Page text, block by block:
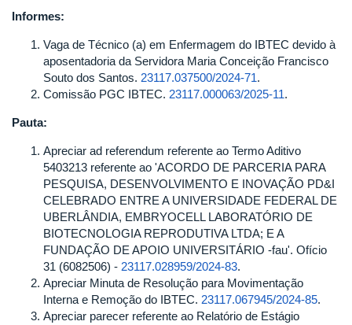
Informes:
Vaga de Técnico (a) em Enfermagem do IBTEC devido à
aposentadoria da Servidora Maria Conceição Francisco
Souto dos Santos. 23117.037500/2024-71.
Comissão PGC IBTEC. 23117.000063/2025-11.
Pauta:
Apreciar ad referendum referente ao Termo Aditivo
5403213 referente ao 'ACORDO DE PARCERIA PARA
PESQUISA, DESENVOLVIMENTO E INOVAÇÃO PD&I
CELEBRADO ENTRE A UNIVERSIDADE FEDERAL DE
UBERLÂNDIA, EMBRYOCELL LABORATÓRIO DE
BIOTECNOLOGIA REPRODUTIVA LTDA; E A
FUNDAÇÃO DE APOIO UNIVERSITÁRIO -fau'. Ofício
31 (6082506) - 23117.028959/2024-83.
Apreciar Minuta de Resolução para Movimentação
Interna e Remoção do IBTEC. 23117.067945/2024-85.
Apreciar parecer referente ao Relatório de Estágio